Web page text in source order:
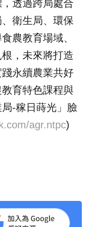
透過跨局處合
衛生局、環保
農教育場域、
，未來將打造
永續農業共好
育特色課程與
‑稼日蒔光」臉
agr.ntpc)